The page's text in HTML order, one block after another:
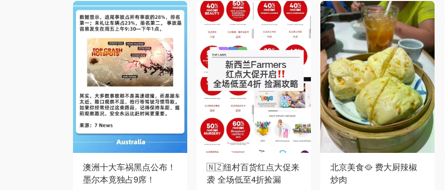
澳洲十大车祸黑点公布！
墨尔本竟独占9席！
🇳🇿纽村百货红点大促来
袭 全场低至4折捡漏
北京美食🥘 费大厨辣椒
炒肉